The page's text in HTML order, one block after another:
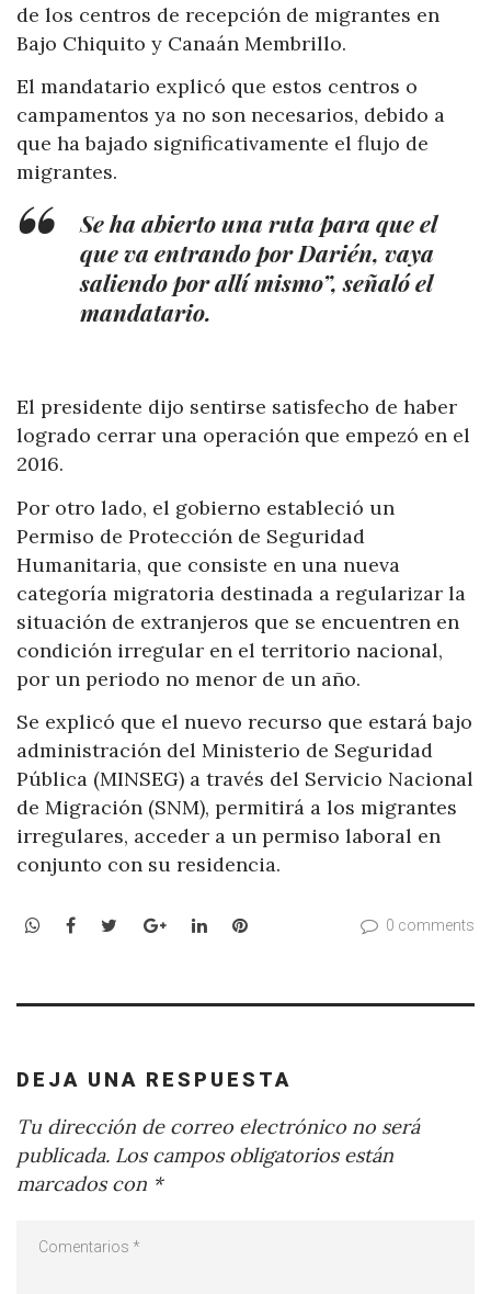
de los centros de recepción de migrantes en
Bajo Chiquito y Canaán Membrillo.
El mandatario explicó que estos centros o
campamentos ya no son necesarios, debido a
que ha bajado significativamente el flujo de
migrantes.
Se ha abierto una ruta para que el
que va entrando por Darién, vaya
saliendo por allí mismo”, señaló el
mandatario.
El presidente dijo sentirse satisfecho de haber
logrado cerrar una operación que empezó en el
2016.
Por otro lado, el gobierno estableció un
Permiso de Protección de Seguridad
Humanitaria, que consiste en una nueva
categoría migratoria destinada a regularizar la
situación de extranjeros que se encuentren en
condición irregular en el territorio nacional,
por un periodo no menor de un año.
Se explicó que el nuevo recurso que estará bajo
administración del Ministerio de Seguridad
Pública (MINSEG) a través del Servicio Nacional
de Migración (SNM), permitirá a los migrantes
irregulares, acceder a un permiso laboral en
conjunto con su residencia.
WhatsApp
Facebook
TwitterGoogle+LinkedInPinterest 0 comments
DEJA UNA RESPUESTA
Tu dirección de correo electrónico no será
publicada. Los campos obligatorios están
marcados con *